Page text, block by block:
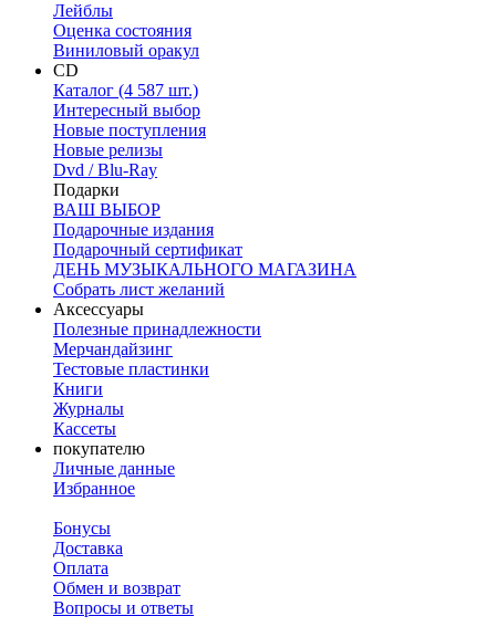
Лейблы
Оценка состояния
Виниловый оракул
CD
Каталог (4 587 шт.)
Интересный выбор
Новые поступления
Новые релизы
Dvd / Blu-Ray
Подарки
ВАШ ВЫБОР
Подарочные издания
Подарочный сертификат
ДЕНЬ МУЗЫКАЛЬНОГО МАГАЗИНА
Собрать лист желаний
Аксессуары
Полезные принадлежности
Мерчандайзинг
Тестовые пластинки
Книги
Журналы
Кассеты
покупателю
Личные данные
Избранное
Бонусы
Доставка
Оплата
Обмен и возврат
Вопросы и ответы